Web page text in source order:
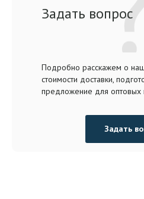
Задать вопрос
Подробно расскажем о
стоимости доставки,
предложение для оптовых
Задать